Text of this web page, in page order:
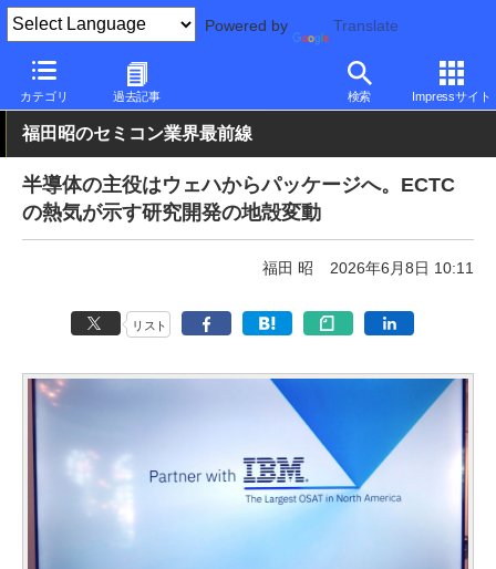
Powered by Translate
カテゴリ 過去記事 検索 Impressサイト
PC Watch 市場 技術
福田昭のセミコン業界最前線
半導体の主役はウェハからパッケージへ。ECTC
の熱気が示す研究開発の地殻変動
福田 昭 2026年6月8日 10:11
リスト